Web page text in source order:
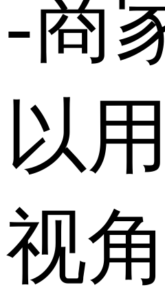
-商
以
视